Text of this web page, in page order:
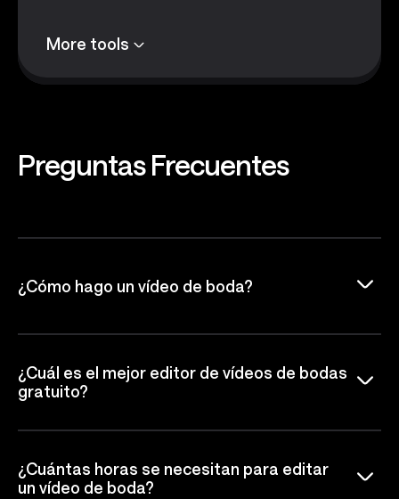
More tools
PreguntasFrecuentes
¿Cómo hago un vídeo de boda?
¿Cuál es el mejor editor de vídeos de bodas
gratuito?
¿Cuántas horas se necesitan para editar
un vídeo de boda?